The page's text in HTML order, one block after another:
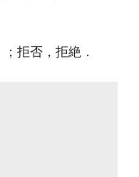
；拒否，拒絶 ．